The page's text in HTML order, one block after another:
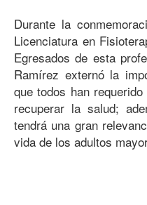
Durante la
Licenciatura en
Egresados de esta
Ramírez externó la
que todos han
recuperar la salud;
tendrá una gran
vida de los adultos